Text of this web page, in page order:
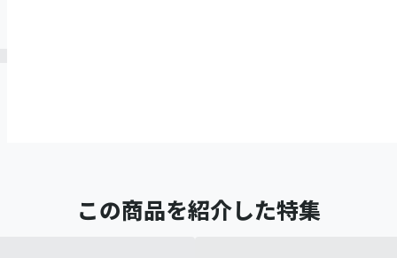
この商品を紹介した特集